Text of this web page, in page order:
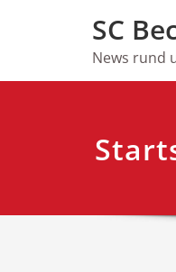
SC
News rund